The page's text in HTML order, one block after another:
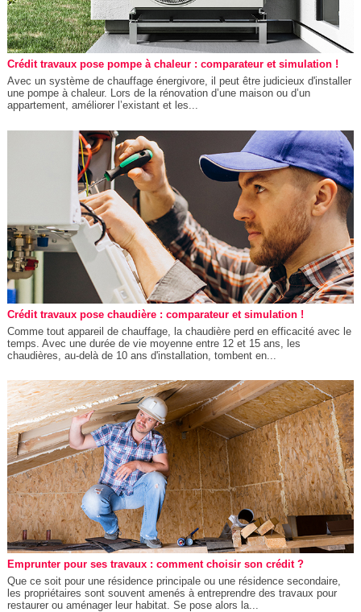
Crédit travaux pose pompe à chaleur : comparateur et simulation !
Avec un système de chauffage énergivore, il peut être judicieux d'installer
une pompe à chaleur. Lors de la rénovation d’une maison ou d’un
appartement, améliorer l’existant et les...
Crédit travaux pose chaudière : comparateur et simulation !
Comme tout appareil de chauffage, la chaudière perd en efficacité avec le
temps. Avec une durée de vie moyenne entre 12 et 15 ans, les
chaudières, au-delà de 10 ans d'installation, tombent en...
Emprunter pour ses travaux : comment choisir son crédit ?
Que ce soit pour une résidence principale ou une résidence secondaire,
les propriétaires sont souvent amenés à entreprendre des travaux pour
restaurer ou aménager leur habitat. Se pose alors la...